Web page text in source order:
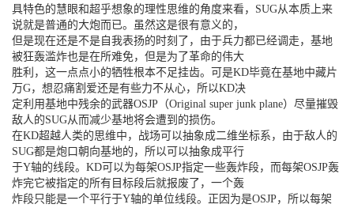
具特色的慧眼和超乎想象的理性思维的角度来看，SUG从本质上来
说就是普通的大炮而已。虽然这是很有意义的，
但是现在还是不是自我表扬的时刻了，由于兵力都已经调走，基地
被狂轰滥炸也是在所难免，但是为了革命的伟大
胜利，这一点点小的牺牲根本不足挂齿。可是KD毕竟在基地中藏片
万G，想忍痛割爱还是有些力不从心，所以KD决
定利用基地中残余的武器OSJP（Original super junk plane）尽量摧毁
敌人的SUG从而减少基地将会遭到的损伤。
在KD超越人类的思维中，战场可以抽象成二维坐标系，由于敌人的
SUG都是炮口朝向基地的，所以可以抽象成平行
于Y轴的线段。KD可以为每架OSJP指定一些轰炸段，而每架OSJP轰
炸完它被指定的所有目标段后就报废了，一个轰
炸段只能是一个平行于Y轴的单位线段。正因为是OSJP，所以每架